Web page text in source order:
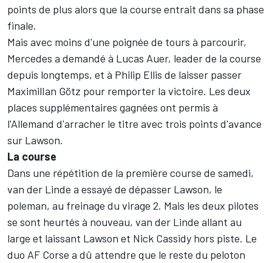
points de plus alors que la course entrait dans sa phase
finale.
Mais avec moins d'une poignée de tours à parcourir,
Mercedes a demandé à Lucas Auer, leader de la course
depuis longtemps, et à Philip Ellis de laisser passer
MaximilIan Götz pour remporter la victoire. Les deux
places supplémentaires gagnées ont permis à
l'Allemand d'arracher le titre avec trois points d'avance
sur Lawson.
La course
Dans une répétition de la première course de samedi,
van der Linde a essayé de dépasser Lawson, le
poleman, au freinage du virage 2. Mais les deux pilotes
se sont heurtés à nouveau, van der Linde allant au
large et laissant Lawson et Nick Cassidy hors piste. Le
duo AF Corse a dû attendre que le reste du peloton